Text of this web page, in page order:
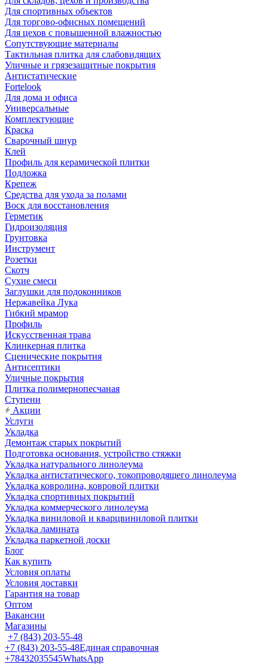
Для спортивных объектов
Для торгово-офисных помещений
Для цехов с повышенной влажностью
Сопутствующие материалы
Тактильная плитка для слабовидящих
Уличные и грязезащитные покрытия
Антистатические
Fortelook
Для дома и офиса
Универсальные
Комплектующие
Краска
Сварочный шнур
Клей
Профиль для керамической плитки
Подложка
Крепеж
Средства для ухода за полами
Воск для восстановления
Герметик
Гидроизоляция
Грунтовка
Инструмент
Розетки
Скотч
Сухие смеси
Заглушки для подоконников
Нержавейка Лука
Гибкий мрамор
Профиль
Искусственная трава
Клинкерная плитка
Сценические покрытия
Антисептики
Уличные покрытия
Плитка полимернопесчаная
Ступени
Акции
Услуги
Укладка
Демонтаж старых покрытий
Подготовка основания, устройство стяжки
Укладка натурального линолеума
Укладка антистатического, токопроводящего линолеума
Укладка ковролина, ковровой плитки
Укладка спортивных покрытий
Укладка коммерческого линолеума
Укладка виниловой и кварцвиниловой плитки
Укладка ламината
Укладка паркетной доски
Блог
Как купить
Условия оплаты
Условия доставки
Гарантия на товар
Оптом
Вакансии
Магазины
+7 (843) 203-55-48
+7 (843) 203-55-48Единая справочная
+78432035545WhatsApp